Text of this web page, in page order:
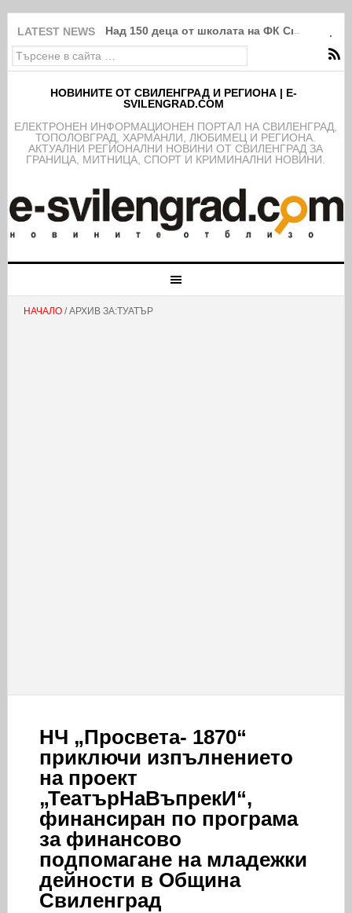
LATEST NEWS Над 150 деца от школата на ФК
НОВИНИТЕ ОТ СВИЛЕНГРАД И РЕГИОНА | E-
SVILENGRAD.COM
EЛЕКТРОНЕН ИНФОРМАЦИОНЕН ПОРТАЛ НА СВИЛЕНГРАД,
ТОПОЛОВГРАД, ХАРМАНЛИ, ЛЮБИМЕЦ И РЕГИОНА.
АКТУАЛНИ РЕГИОНАЛНИ НОВИНИ ОТ СВИЛЕНГРАД ЗА
ГРАНИЦА, МИТНИЦА, СПОРТ И КРИМИНАЛНИ НОВИНИ.
НАЧАЛО/ АРХИВ ЗА:ТУАТЪР
НЧ „Просвета- 1870“
приключи изпълнението
на проект
„ТеатърНаВъпрекИ“,
финансиран по програма
за финансово
подпомагане на младежки
дейности в Община
Свиленград